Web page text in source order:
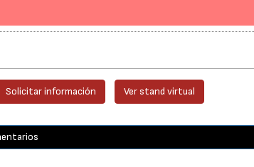
Solicitar información Ver stand virtual